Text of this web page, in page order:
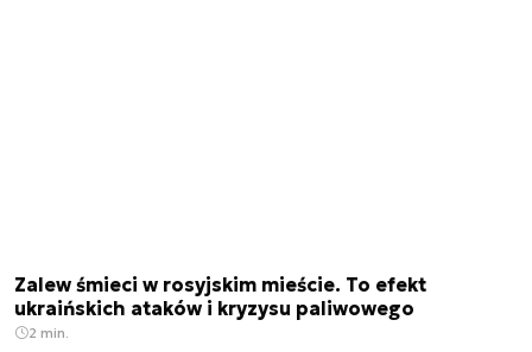
Zalew śmieci w rosyjskim mieście. To efekt
ukraińskich ataków i kryzysu paliwowego
2 min.